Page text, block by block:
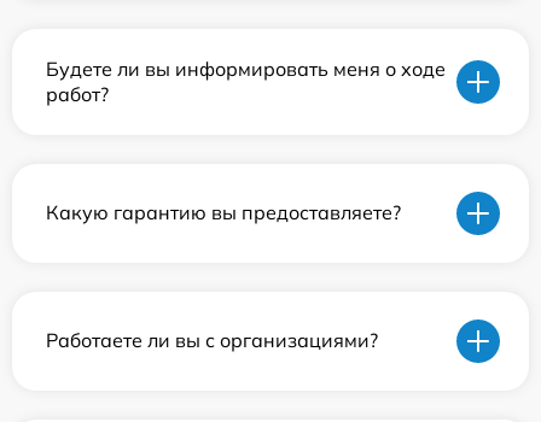
Будете ли вы информировать меня о ходе
работ?
Какую гарантию вы предоставляете?
Работаете ли вы с организациями?